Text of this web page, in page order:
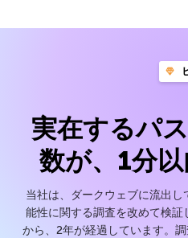
実在するパ
数が、1分
当社は、ダークウェブに流出
能性に関する調査を改めて検
から、2年が経過しています。